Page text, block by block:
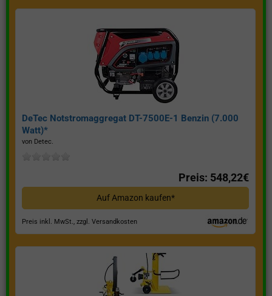
DeTec Notstromaggregat DT-7500E-1 Benzin (7.000
Watt)*
von Detec.
Preis: 548,22€
Auf Amazon kaufen*
Preis inkl. MwSt., zzgl. Versandkosten